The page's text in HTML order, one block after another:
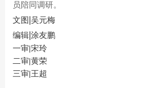
员陪同调研。
文图 |吴元梅
编辑|涂友鹏
一审|宋玲
二审|黄荣
三审|王超